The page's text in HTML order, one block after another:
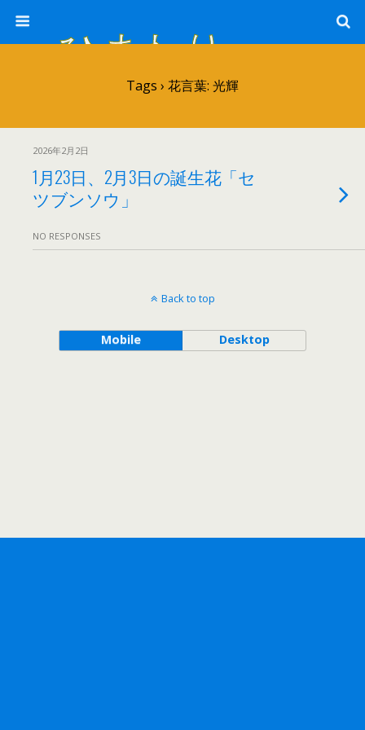
ひまわり畑 sunflower-field
Tags › 花言葉: 光輝
2026年2月2日
1月23日、2月3日の誕生花「セ
ツブンソウ」
NO RESPONSES
Back to top
Mobile Desktop